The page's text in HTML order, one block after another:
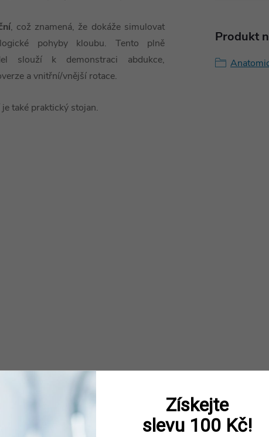
, což znamená, že dokáže simulovat
pohyby kloubu. Tento plně
slouží k demonstraci abdukce,
a vnitřní/vnější rotace.
také praktický stojan.
Produkt
Získejte
slevu 100 Kč!